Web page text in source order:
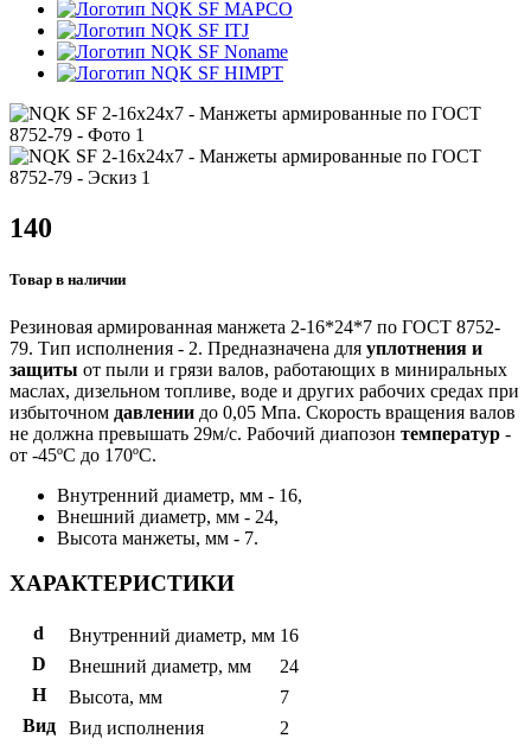
MAPCO
ITJ
Noname
HIMPT
140
Товар в наличии
Резиновая армированная манжета 2-16*24*7 по ГОСТ 8752-
79. Тип исполнения - 2. Предназначена для уплотнения и
защиты от пыли и грязи валов, работающих в миниральных
маслах, дизельном топливе, воде и других рабочих средах при
избыточном давлении до 0,05 Мпа. Скорость вращения валов
не должна превышать 29м/с. Рабочий диапозон температур -
от -45ºС до 170ºС.
Внутренний диаметр, мм - 16,
Внешний диаметр, мм - 24,
Высота манжеты, мм - 7.
ХАРАКТЕРИСТИКИ
d Внутренний диаметр, мм 16
D
Внешний диаметр, мм
24
H
Высота, мм
7
Вид
Вид исполнения
2